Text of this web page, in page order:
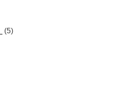
(5)